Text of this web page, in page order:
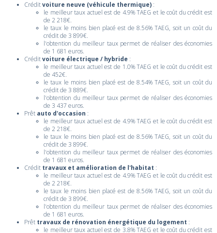
Créditvoiture neuve (véhicule thermique) :
le meilleur taux actuel est de 4.9% TAEG et le coût du crédit est
de 2 218€.
le taux le moins bien placé est de 8.56% TAEG, soit un coût du
crédit de 3 899€.
l'obtention du meilleur taux permet de réaliser des économies
de 1 681 euros.
Créditvoiture électrique / hybride :
le meilleur taux actuel est de 1.0% TAEG et le coût du crédit est
de 452€.
le taux le moins bien placé est de 8.54% TAEG, soit un coût du
crédit de 3 889€.
l'obtention du meilleur taux permet de réaliser des économies
de 3 437 euros.
Prêt auto d'occasion :
le meilleur taux actuel est de 4.9% TAEG et le coût du crédit est
de 2 218€.
le taux le moins bien placé est de 8.56% TAEG, soit un coût du
crédit de 3 899€.
l'obtention du meilleur taux permet de réaliser des économies
de 1 681 euros.
Crédit travaux et amélioration de l'habitat :
le meilleur taux actuel est de 4.9% TAEG et le coût du crédit est
de 2 218€.
le taux le moins bien placé est de 8.56% TAEG, soit un coût du
crédit de 3 899€.
l'obtention du meilleur taux permet de réaliser des économies
de 1 681 euros.
Prêt travaux de rénovation énergétique du logement :
le meilleur taux actuel est de 3.8% TAEG et le coût du crédit est